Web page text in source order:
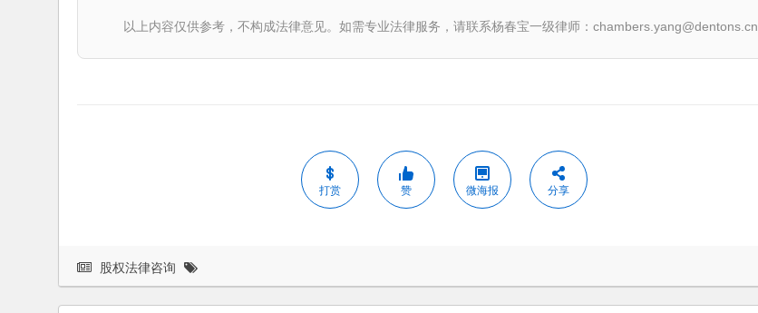
以上内容仅供参考，不构成法律意见。如需专业法律服务，请联系杨春宝一级律师：chambers.yang@dentons.cn
打赏 赞 微海报 分享
股权法律咨询